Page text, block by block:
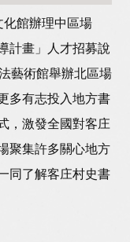
館辦理中區場
計畫」人才招募說
藝術館舉辦北區場
多有志投入地方書
，激發全國對客庄
聚集許多關心地方
同了解客庄村史書